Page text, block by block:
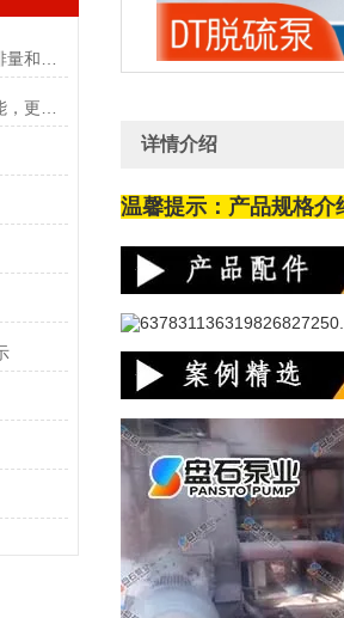
详情介绍
温馨提示：产品规格介